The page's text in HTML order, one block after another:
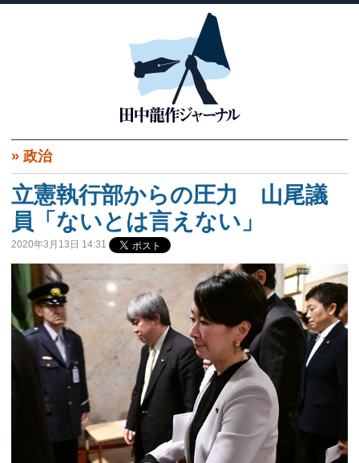
» 政治
立憲執行部からの圧力 山尾議
員「ないとは言えない」
2020年3月13日 14:31